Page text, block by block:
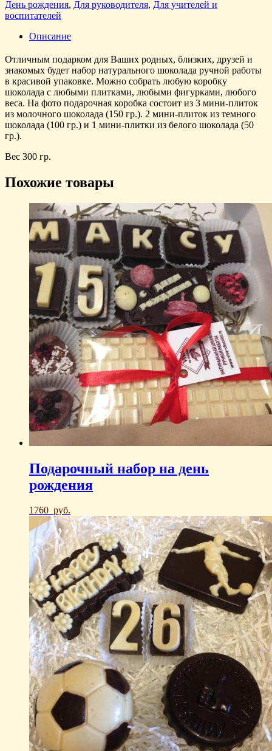
День рождения, Для руководителя, Для учителей и
воспитателей
Описание
Отличным подарком для Ваших родных, близких, друзей и
знакомых будет набор натурального шоколада ручной работы
в красивой упаковке. Можно собрать любую коробку
шоколада с любыми плитками, любыми фигурками, любого
веса. На фото подарочная коробка состоит из 3 мини-плиток
из молочного шоколада (150 гр.). 2 мини-плиток из темного
шоколада (100 гр.) и 1 мини-плитки из белого шоколада (50
гр.).
Вес 300 гр.
Похожие товары
Подарочный набор на день
рождения
1760 руб.